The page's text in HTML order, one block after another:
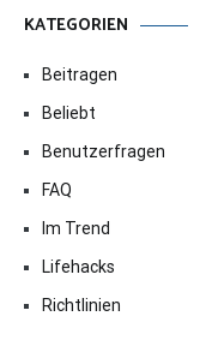
KATEGORIEN
Beitragen
Beliebt
Benutzerfragen
FAQ
Im Trend
Lifehacks
Richtlinien